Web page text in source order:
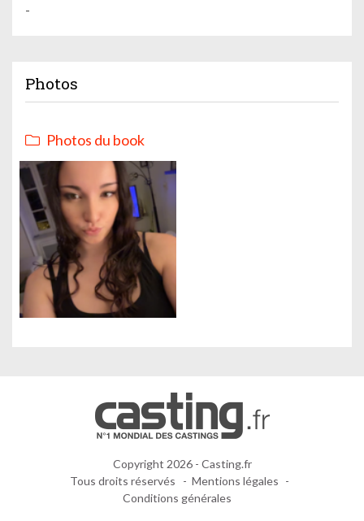
-
Photos
Photos du book
Copyright 2026 - Casting.fr
Tous droits réservés
Mentions légales
Conditions générales